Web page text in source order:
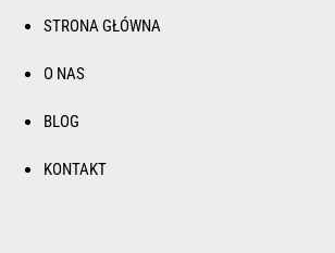
STRONA GŁÓWNA
O NAS
BLOG
KONTAKT